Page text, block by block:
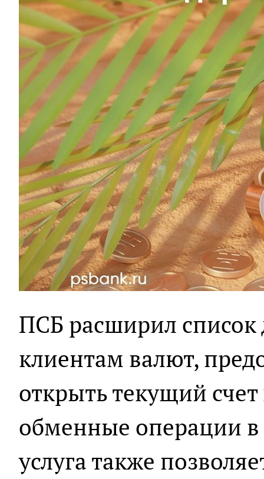
ПСБ расширил
клиентам валют,
открыть текущий
обменные операции
услуга также